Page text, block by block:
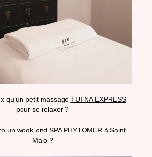
qu’un petit massage TUI NA EXPRESS
pour se relaxer ?
un week-end SPA PHYTOMERà Saint-
Malo ?